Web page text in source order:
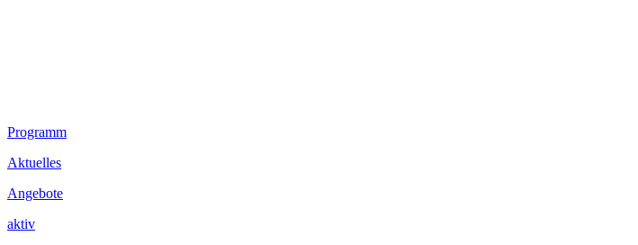
Footer
Inhalt
Programm
Aktuelles
Angebote
aktiv